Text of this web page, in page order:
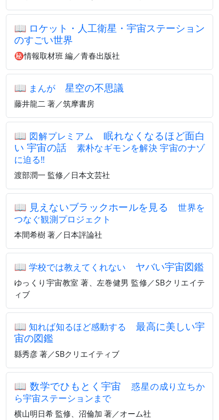
📖 ロケット・人工衛星・宇宙ステーション
のすごい世界
㊙情報取材班 編／青春出版社
📖 まんが 星空の不思議
藤井龍二 著／筑摩書房
📖 図解プレミアム
眠れなくなるほど面白
い 宇宙の話 素朴なギモンを解決 宇宙のナゾ
に迫る‼
渡部潤一 監修／日本文芸社
📖 見えないブラックホールを見る世界を
つなぐ観測プロジェクト
本間希樹 著／日本評論社
📖 学校では教えてくれない ヤバい宇宙図鑑
ゆっくり宇宙教室 著、左巻健男 監修／SBクリエイテ
ィブ
📖知れば知るほど感動する
最高に美しい宇
宙の図鑑
縣秀彦 著／SBクリエイティブ
📖 数学でひもとく宇宙惑星の成り立ちか
ら宇宙ステーションまで
横山明日希 監修、沼倫加 著／オーム社